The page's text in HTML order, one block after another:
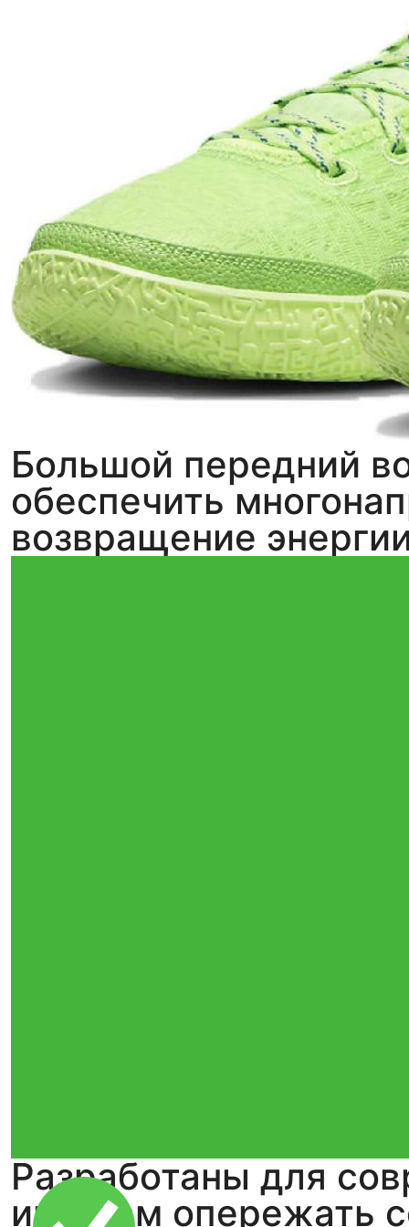
Большой передний
обеспечить
возвращение
Разработаны для
игрокам опережать